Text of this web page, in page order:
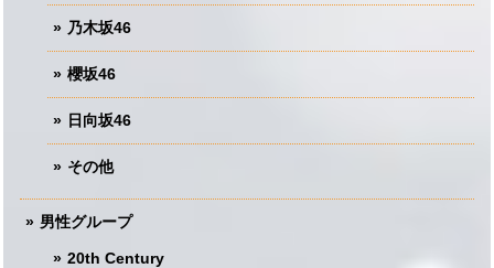
乃木坂46
櫻坂46
日向坂46
その他
男性グループ
20th Century